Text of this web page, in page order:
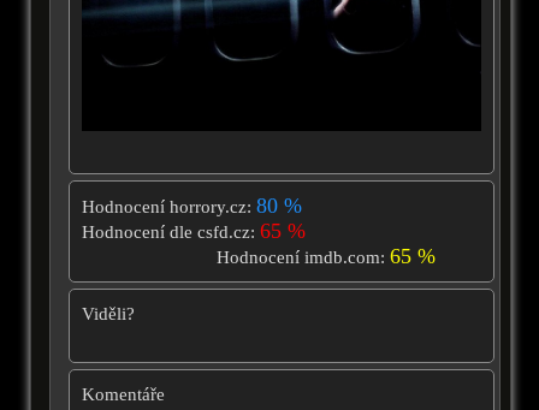
Hodnocení horrory.cz: 80 %
Hodnocení dle csfd.cz: 65 %
Hodnocení imdb.com:65 %
Viděli?
Komentáře